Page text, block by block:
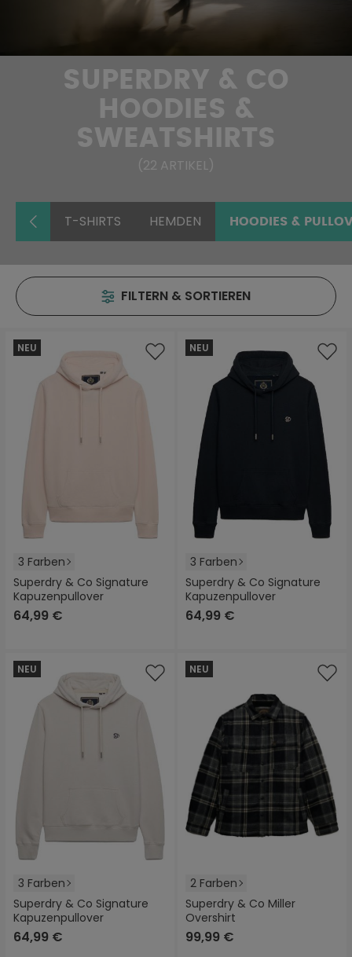
SUPERDRY & CO
HOODIES &
SWEATSHIRTS
(22 ARTIKEL)
T-SHIRTS HEMDEN HOODIES &
FILTERN & SORTIEREN
NEU
3 Farben
Superdry & Co Signature
Kapuzenpullover
64,99 €
NEU
3 Farben
Superdry & Co Signature
Kapuzenpullover
64,99 €
NEU
3 Farben
Superdry & Co Signature
Kapuzenpullover
64,99 €
NEU
2 Farben
Superdry & Co Miller
Overshirt
99,99 €